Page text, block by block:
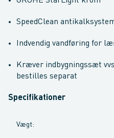
SpeedClean
Indvendig vandføring for
Kræver indbygningssæt
bestilles separat
Specifikationer
Vægt: